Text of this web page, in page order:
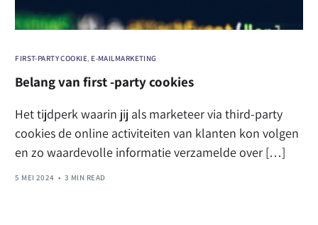
FIRST-PARTY COOKIE, E-MAILMARKETING
Belang van first -party cookies
Het tijdperk waarin jij als marketeer via third-party
cookies de online activiteiten van klanten kon volgen
en zo waardevolle informatie verzamelde over […]
5 MEI 2024 3 MIN READ